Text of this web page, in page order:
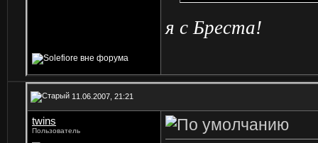
я с Бреста!
11.06.2007, 21:21
twins
Пользователь